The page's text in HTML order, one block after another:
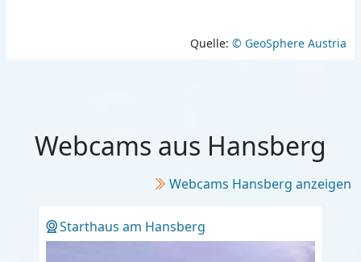
Quelle: © GeoSphere Austria
Webcams aus Hansberg
Webcams Hansberg anzeigen
Starthaus am Hansberg